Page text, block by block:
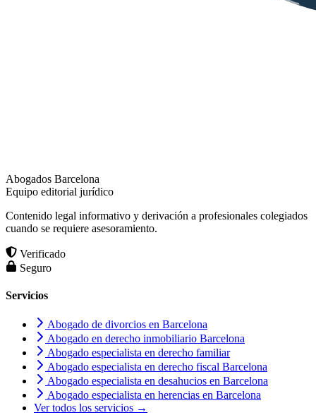
Abogados Barcelona
Equipo editorial jurídico
Contenido legal informativo y derivación a profesionales colegiados
cuando se requiere asesoramiento.
Verificado
Seguro
Servicios
Abogado de divorcios en Barcelona
Abogado en derecho inmobiliario Barcelona
Abogado especialista en derecho familiar
Abogado especialista en derecho fiscal Barcelona
Abogado especialista en desahucios en Barcelona
Abogado especialista en herencias en Barcelona
Ver todos los servicios →